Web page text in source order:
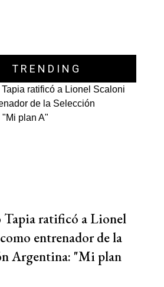
TRENDING
Tapia ratificó a Lionel
entrenador de la
Argentina: "Mi plan